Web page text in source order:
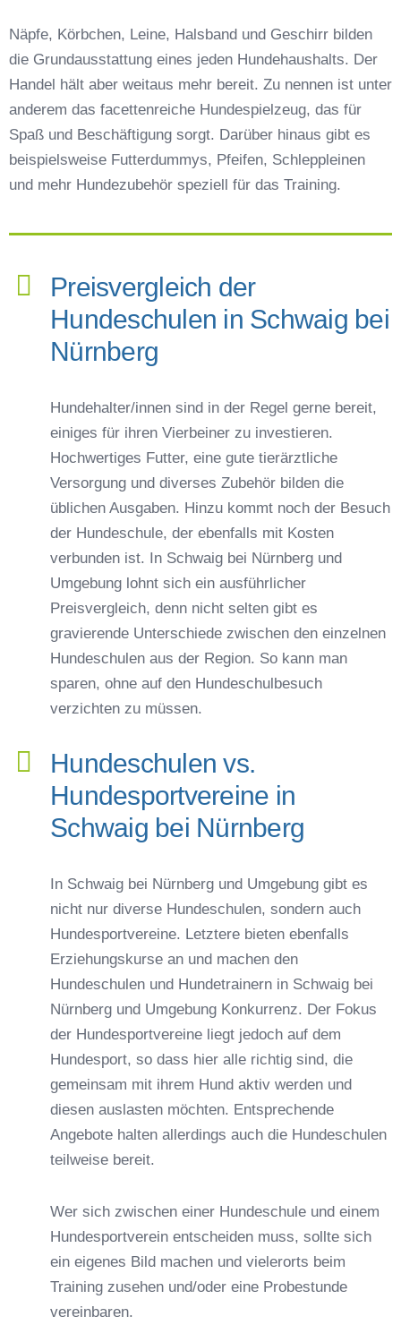
Näpfe, Körbchen, Leine, Halsband und Geschirr bilden
die Grundausstattung eines jeden Hundehaushalts. Der
Handel hält aber weitaus mehr bereit. Zu nennen ist unter
anderem das facettenreiche Hundespielzeug, das für
Spaß und Beschäftigung sorgt. Darüber hinaus gibt es
beispielsweise Futterdummys, Pfeifen, Schleppleinen
und mehr Hundezubehör speziell für das Training.
Preisvergleich der
Hundeschulen in Schwaig bei
Nürnberg
Hundehalter/innen sind in der Regel gerne bereit,
einiges für ihren Vierbeiner zu investieren.
Hochwertiges Futter, eine gute tierärztliche
Versorgung und diverses Zubehör bilden die
üblichen Ausgaben. Hinzu kommt noch der Besuch
der Hundeschule, der ebenfalls mit Kosten
verbunden ist. In Schwaig bei Nürnberg und
Umgebung lohnt sich ein ausführlicher
Preisvergleich, denn nicht selten gibt es
gravierende Unterschiede zwischen den einzelnen
Hundeschulen aus der Region. So kann man
sparen, ohne auf den Hundeschulbesuch
verzichten zu müssen.
Hundeschulen vs.
Hundesportvereine in
Schwaig bei Nürnberg
In Schwaig bei Nürnberg und Umgebung gibt es
nicht nur diverse Hundeschulen, sondern auch
Hundesportvereine. Letztere bieten ebenfalls
Erziehungskurse an und machen den
Hundeschulen und Hundetrainern in Schwaig bei
Nürnberg und Umgebung Konkurrenz. Der Fokus
der Hundesportvereine liegt jedoch auf dem
Hundesport, so dass hier alle richtig sind, die
gemeinsam mit ihrem Hund aktiv werden und
diesen auslasten möchten. Entsprechende
Angebote halten allerdings auch die Hundeschulen
teilweise bereit.
Wer sich zwischen einer Hundeschule und einem
Hundesportverein entscheiden muss, sollte sich
ein eigenes Bild machen und vielerorts beim
Training zusehen und/oder eine Probestunde
vereinbaren.